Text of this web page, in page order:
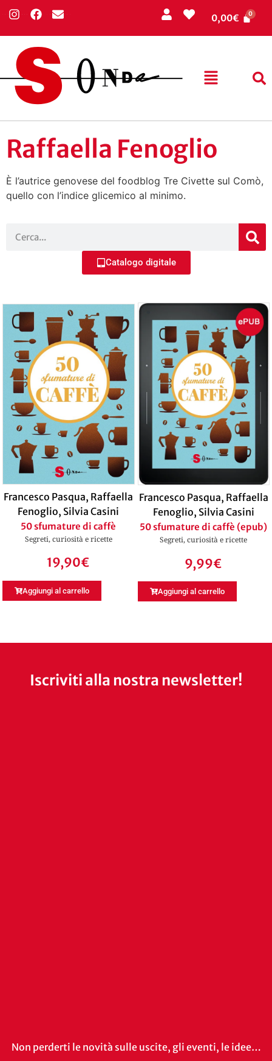
0,00€
Raffaella Fenoglio
È l’autrice genovese del foodblog Tre Civette sul Comò,
quello con l’indice glicemico al minimo.
Catalogo digitale
Francesco Pasqua, Raffaella
Fenoglio, Silvia Casini
50 sfumature di caffè
Segreti, curiosità e ricette
19,90€
Aggiungi al carrello
Francesco Pasqua, Raffaella
Fenoglio, Silvia Casini
50 sfumature di caffè (epub)
Segreti, curiosità e ricette
9,99€
Aggiungi al carrello
Iscriviti alla nostra newsletter!
Non perderti le novità sulle uscite, gli eventi, le idee…